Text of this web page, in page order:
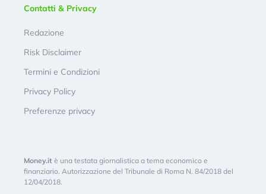
Contatti & Privacy
Redazione
Risk Disclaimer
Termini e Condizioni
Privacy Policy
Preferenze privacy
Money.it è una testata giornalistica a tema economico e
finanziario. Autorizzazione del Tribunale di Roma N. 84/2018 del
12/04/2018.